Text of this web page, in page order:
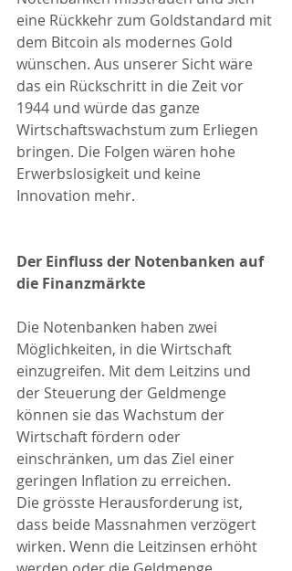
eine Rückkehr zum Goldstandard mit
dem Bitcoin als modernes Gold
wünschen. Aus unserer Sicht wäre
das ein Rückschritt in die Zeit vor
1944 und würde das ganze
Wirtschaftswachstum zum Erliegen
bringen. Die Folgen wären hohe
Erwerbslosigkeit und keine
Innovation mehr.
Der Einfluss der Notenbanken auf
die Finanzmärkte
Die Notenbanken haben zwei
Möglichkeiten, in die Wirtschaft
einzugreifen. Mit dem Leitzins und
der Steuerung der Geldmenge
können sie das Wachstum der
Wirtschaft fördern oder
einschränken, um das Ziel einer
geringen Inflation zu erreichen.
Die grösste Herausforderung ist,
dass beide Massnahmen verzögert
wirken. Wenn die Leitzinsen erhöht